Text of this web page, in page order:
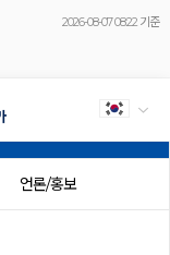
2026-08-07 08:22 기준
언론/홍보